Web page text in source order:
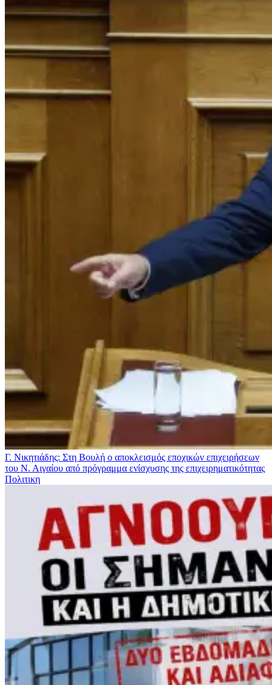
Γ. Νικητιάδης: Στη Βουλή ο αποκλεισμός εποχικών επιχειρήσεων
του Ν. Αιγαίου από πρόγραμμα ενίσχυσης της επιχειρηματικότητας
Πολιτικη